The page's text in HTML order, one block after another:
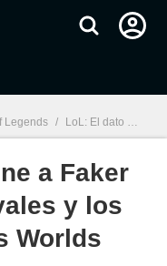
Legends / LoL: El dato que une a Faker con uno de sus rivales y los hace únicos en los Worlds 2021
a Faker
y los
Worlds